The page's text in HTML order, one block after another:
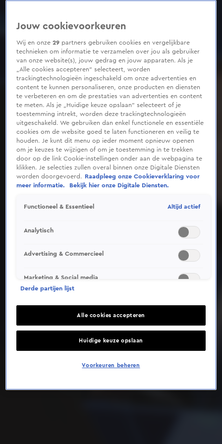
Deze video is niet beschikbaar op je huidige locatie
Jouw cookievoorkeuren
Wij en onze29 partners gebruiken cookies en vergelijkbare
technieken om informatie te verzamelen over jou als gebruiker
van onze website(s), jouw gedrag en jouw apparaten. Als je
„Alle cookies accepteren” selecteert, worden
trackingtechnologieën ingeschakeld om onze advertenties en
content te kunnen personaliseren, onze producten en diensten
te verbeteren en om de prestaties van advertenties en content
te meten. Als je „Huidige keuze opslaan” selecteert of je
toestemming intrekt, worden deze trackingtechnologieën
uitgeschakeld. We gebruiken dan enkel functionele en essentiële
cookies om de website goed te laten functioneren en veilig te
houden. Je kunt dit menu op ieder moment opnieuw openen
om je keuzes te wijzigen of om je toestemming in te trekken
door op de link Cookie-instellingen onder aan de webpagina te
klikken. Je selecties zullen overal binnen onze Digitale Diensten
worden doorgevoerd.
Raadpleeg onze Cookieverklaring voor
meer informatie.
Bekijk hier onze Digitale Diensten.
Functioneel & Essentieel Altijd actief
Analytisch
Advertising & Commercieel
Marketing & Social media
Derde partijen lijst
Alle cookies accepteren
Huidige keuze opslaan
Voorkeuren beheren